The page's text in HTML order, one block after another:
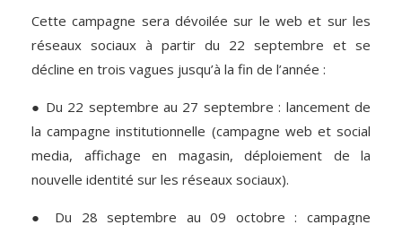
Cette campagne sera dévoilée sur le web et sur les
réseaux sociaux à partir du 22 septembre et se
décline en trois vagues jusqu’à la fin de l’année :
● Du 22 septembre au 27 septembre : lancement de
la campagne institutionnelle (campagne web et social
media, affichage en magasin, déploiement de la
nouvelle identité sur les réseaux sociaux).
● Du 28 septembre au 09 octobre : campagne